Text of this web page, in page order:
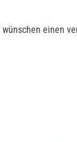
einen